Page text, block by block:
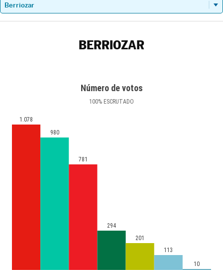
BERRIOZAR
Número de votos
100% ESCRUTADO
1.078
980
781
294
201
113
10